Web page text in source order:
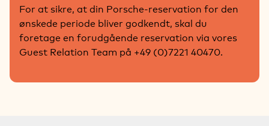
For at sikre, at din Porsche-reservation for den
ønskede periode bliver godkendt, skal du
foretage en forudgående reservation via vores
Guest Relation Team på +49 (0)7221 40470.